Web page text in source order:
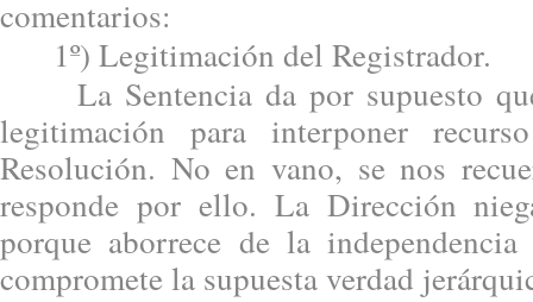
comentarios:
1º) Legitimación del Registrador.
La Sentencia da por supuesto
legitimación para interponer
Resolución. No en vano, se nos
responde por ello. La Dirección
porque aborrece de la
compromete la supuesta verdad